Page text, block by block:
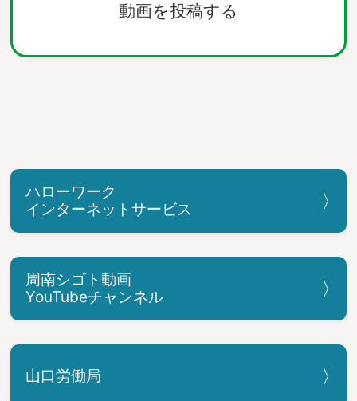
動画を投稿する
ハローワーク
インターネットサービス
周南シゴト動画
YouTubeチャンネル
山口労働局